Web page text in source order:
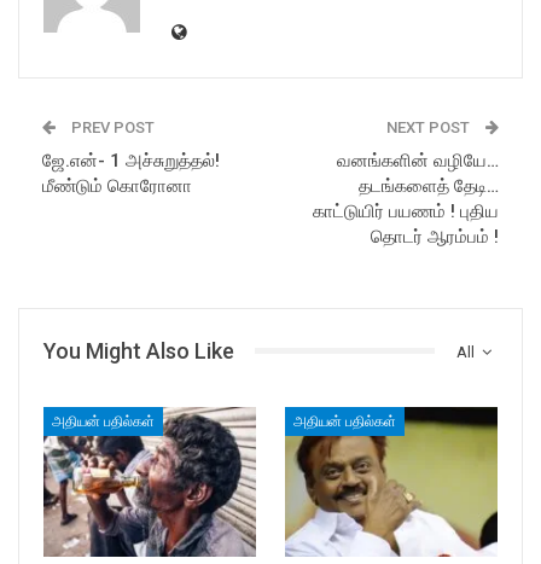
PREV POST
ஜே.என்- 1 அச்சுறுத்தல்!
மீண்டும் கொரோனா
NEXT POST
வனங்களின் வழியே…
தடங்களைத் தேடி…
காட்டுயிர் பயணம் ! புதிய
தொடர் ஆரம்பம் !
All
You Might Also Like
அதியன் பதில்கள் அதியன் பதில்கள்